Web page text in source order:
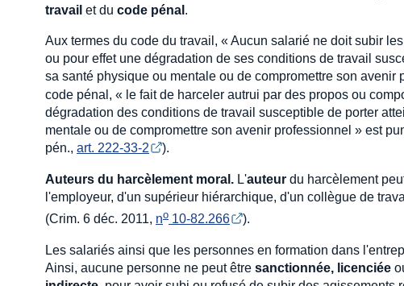
travail et du code pénal .
Aux termes du code du travail, « Aucun salarié ne doit subir
ou pour effet une dégradation de ses conditions de travail
sa santé physique ou mentale ou de compromettre son avenir
code pénal, « le fait de harceler autrui par des propos ou
dégradation des conditions de travail susceptible de porter
mentale ou de compromettre son avenir professionnel » est
pén., art. 222-33-2 ).
Auteurs du harcèlement moral. L'auteur du harcèlement
l'employeur, d'un supérieur hiérarchique, d'un collègue de
(Crim. 6 déc. 2011, no 10-82.266 ).
Les salariés ainsi que les personnes en formation dans
Ainsi, aucune personne ne peut être sanctionnée, licenciée